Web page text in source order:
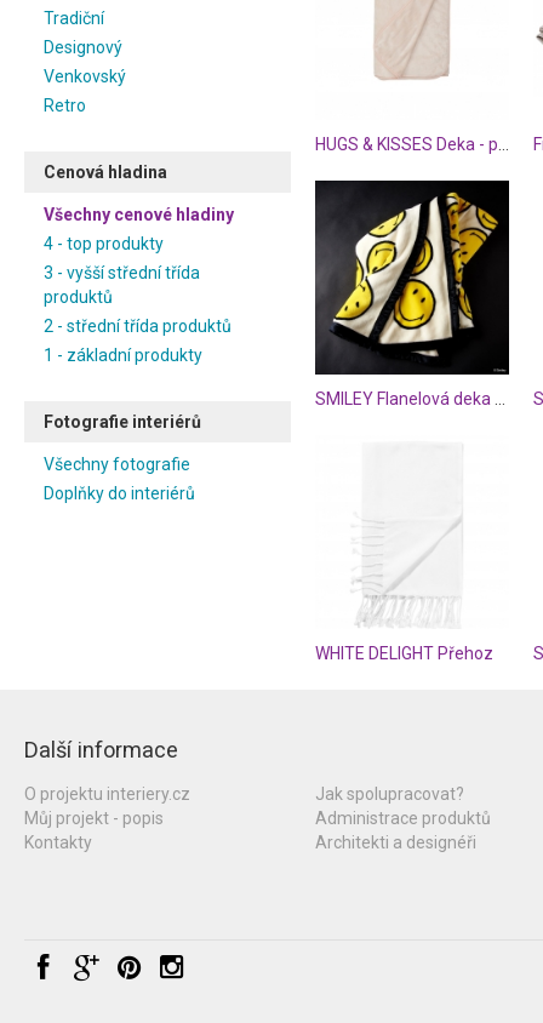
Tradiční
Designový
Venkovský
Retro
Cenová hladina
Všechny cenové hladiny
4 - top produkty
3 - vyšší střední třída
produktů
2 - střední třída produktů
1 - základní produkty
Fotografie interiérů
Všechny fotografie
Doplňky do interiérů
WHITE DELIGHT Přehoz
Další informace
O projektu interiery.cz
Můj projekt - popis
Kontakty
Jak spolupracovat?
Administrace produktů
Architekti a designéři